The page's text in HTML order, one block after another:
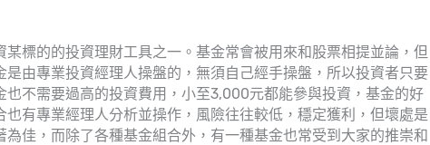
標的的投資理財工具之一。基金常會被用來和股票相提並論，但
由專業投資經理人操盤的，無須自己經手操盤，所以投資者只要
不需要過高的投資費用，小至3,000元都能參與投資，基金的好
有專業經理人分析並操作，風險往往較低，穩定獲利，但壞處是
佳，而除了各種基金組合外，有一種基金也常受到大家的推崇和